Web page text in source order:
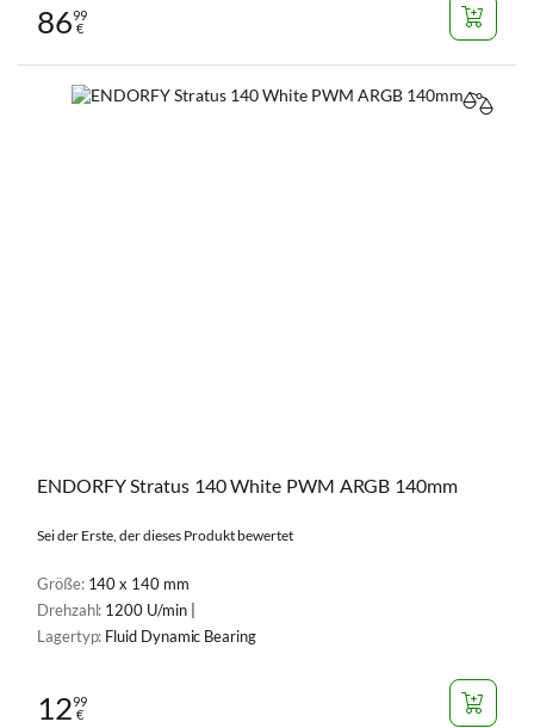
8699
€
ENDORFY Stratus 140 White PWM ARGB 140mm
Sei der Erste, der dieses Produkt bewertet
Größe: 140 x 140 mm
Drehzahl: 1200 U/min |
Lagertyp: Fluid Dynamic Bearing
1299
€